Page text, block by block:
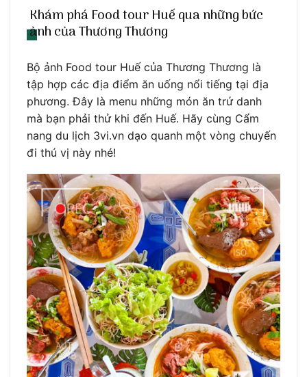
Khám phá Food tour Huế qua những bức
ảnh của Thương Thương
Bộ ảnh Food tour Huế của Thương Thương là
tập hợp các địa điểm ăn uống nổi tiếng tại địa
phương. Đây là menu những món ăn trứ danh
mà bạn phải thử khi đến Huế. Hãy cùng Cẩm
nang du lịch 3vi.vn dạo quanh một vòng chuyến
đi thú vị này nhé!